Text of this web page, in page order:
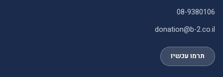
08-9380106
donation@b-2.co.il
תרמו עכשיו